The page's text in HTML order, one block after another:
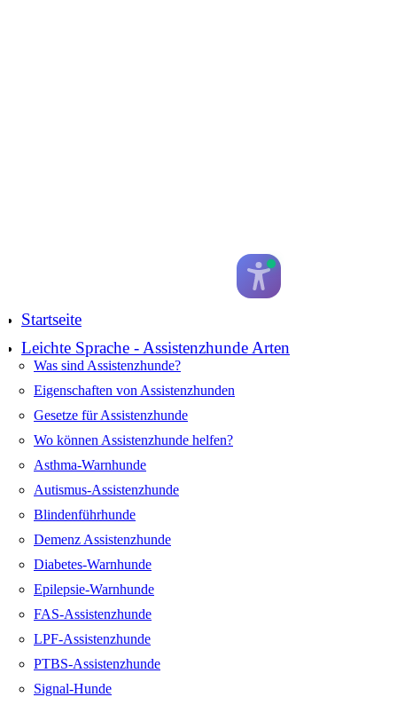
Startseite
Leichte Sprache - Assistenzhunde Arten
Was sind Assistenzhunde?
Eigenschaften von Assistenzhunden
Gesetze für Assistenzhunde
Wo können Assistenzhunde helfen?
Asthma-Warnhunde
Autismus-Assistenzhunde
Blindenführhunde
Demenz Assistenzhunde
Diabetes-Warnhunde
Epilepsie-Warnhunde
FAS-Assistenzhunde
LPF-Assistenzhunde
PTBS-Assistenzhunde
Signal-Hunde